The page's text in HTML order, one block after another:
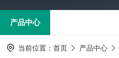
产品中心
当前位置： 首页 产品中心